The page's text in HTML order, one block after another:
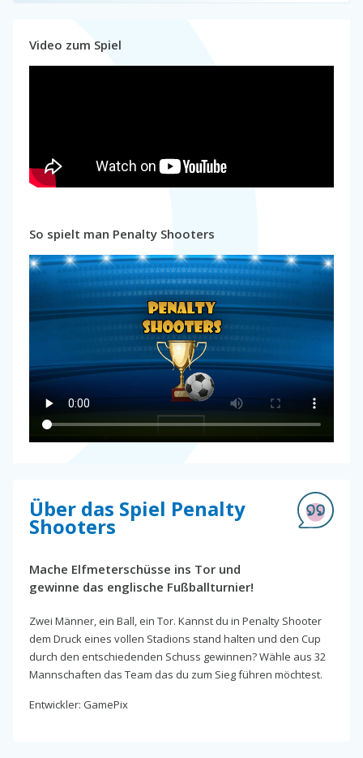
Video zum Spiel
So spielt man Penalty Shooters
Über das Spiel Penalty
Shooters
Mache Elfmeterschüsse ins Tor und
gewinne das englische Fußballturnier!
Zwei Männer, ein Ball, ein Tor. Kannst du in Penalty Shooter
dem Druck eines vollen Stadions stand halten und den Cup
durch den entschiedenden Schuss gewinnen? Wähle aus 32
Mannschaften das Team das du zum Sieg führen möchtest.
Entwickler: GamePix